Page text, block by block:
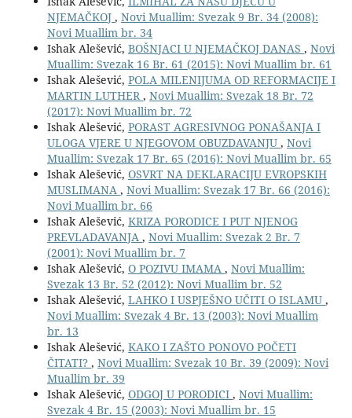
NJEMAČKOJ , Novi Muallim: Svezak 9 Br. 34 (2008):
Novi Muallim br. 34
Ishak Alešević, BOŠNJACI U NJEMAČKOJ DANAS , Novi
Muallim: Svezak 16 Br. 61 (2015): Novi Muallim br. 61
Ishak Alešević, POLA MILENIJUMA OD REFORMACIJE I
MARTIN LUTHER, Novi Muallim: Svezak 18 Br. 72
(2017): Novi Muallim br. 72
Ishak Alešević, PORAST AGRESIVNOG PONAŠANJA I
ULOGA VJERE U NJEGOVOM OBUZDAVANJU , Novi
Muallim: Svezak 17 Br. 65 (2016): Novi Muallim br. 65
Ishak Alešević, OSVRT NA DEKLARACIJU EVROPSKIH
MUSLIMANA , Novi Muallim: Svezak 17 Br. 66 (2016):
Novi Muallim br. 66
Ishak Alešević, KRIZA PORODICE I PUT NJENOG
PREVLADAVANJA , Novi Muallim: Svezak 2 Br. 7
(2001): Novi Muallim br. 7
Ishak Alešević, O POZIVU IMAMA , Novi Muallim:
Svezak 13 Br. 52 (2012): Novi Muallim br. 52
Ishak Alešević, LAHKO I USPJEŠNO UČITI O ISLAMU ,
Novi Muallim: Svezak 4 Br. 13 (2003): Novi Muallim
br. 13
Ishak Alešević, KAKO I ZAŠTO PONOVO POČETI
ČITATI? , Novi Muallim: Svezak 10 Br. 39 (2009): Novi
Muallim br. 39
Ishak Alešević, ODGOJ U PORODICI , Novi Muallim:
Svezak 4 Br. 15 (2003): Novi Muallim br. 15